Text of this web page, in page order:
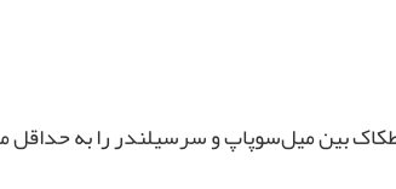
بین میل‌سوپاپ و سرسیلندر را به حداقل